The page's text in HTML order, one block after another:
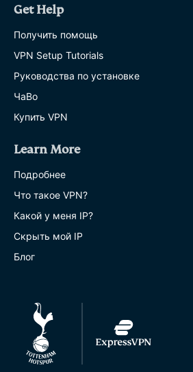
Get Help
Получить помощь
VPN Setup Tutorials
Руководства по установке
ЧаВо
Купить VPN
Learn More
Подробнее
Что такое VPN?
Какой у меня IP?
Скрыть мой IP
Блог